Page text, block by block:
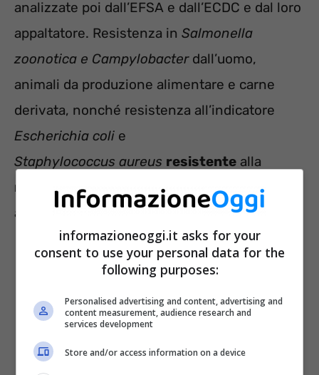
analizzate poi dall’EFSA e dall’ECDC e dal loro
appaltatore. Resistenza in Salmonella
zoonotica e Campylobacterdall’uomo,
animali da produzione alimentare e carne
derivata, nonché resistenza all’indicatore
Escherichia coli e
Staphylococcus aureus resistente alla
meticillina(MRSA) proveniente da animali e
alimenti.
informazioneoggi.it asks for your
consent to use your personal data for the
following purposes:
Personalised advertising and content, advertising and
content measurement, audience research and
services development
Store and/or access information on a device